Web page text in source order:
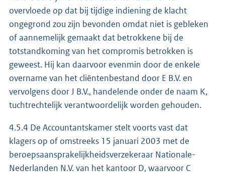
overvloede op dat bij tijdige indiening de klacht
ongegrond zou zijn bevonden omdat niet is gebleken
of aannemelijk gemaakt dat betrokkene bij de
totstandkoming van het compromis betrokken is
geweest. Hij kan daarvoor evenmin door de enkele
overname van het cliëntenbestand door E B.V. en
vervolgens door J B.V., handelende onder de naam K,
tuchtrechtelijk verantwoordelijk worden gehouden.
4.5.4 De Accountantskamer stelt voorts vast dat
klagers op of omstreeks 15 januari 2003 met de
beroepsaansprakelijkheidsverzekeraar Nationale-
Nederlanden N.V. van het kantoor D, waarvoor C